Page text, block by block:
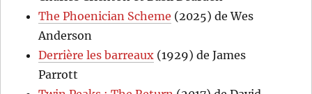
The Phoenician Scheme (2025) de Wes
Anderson
Derrière les barreaux (1929) de James
Parrott